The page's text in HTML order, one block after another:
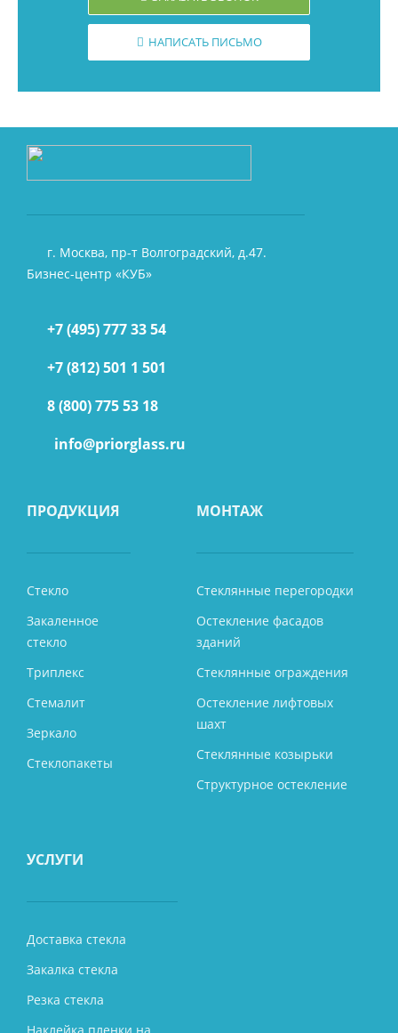
НАПИСАТЬ ПИСЬМО
г. Москва, пр-т Волгоградский, д.47.
Бизнес-центр «КУБ»
+7 (495) 777 33 54
+7 (812) 501 1 501
8 (800) 775 53 18
info@priorglass.ru
ПРОДУКЦИЯ
Стекло
Закаленное
стекло
Триплекс
Стемалит
Зеркало
Стеклопакеты
МОНТАЖ
Стеклянные перегородки
Остекление фасадов
зданий
Стеклянные ограждения
Остекление лифтовых
шахт
Стеклянные козырьки
Структурное остекление
УСЛУГИ
Доставка стекла
Закалка стекла
Резка стекла